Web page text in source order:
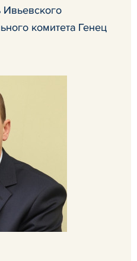
Ивьевского
комитета Генец